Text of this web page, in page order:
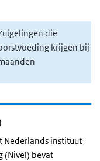
die
krijgen bij 6
link)
Nederlands instituut
(Nivel) bevat